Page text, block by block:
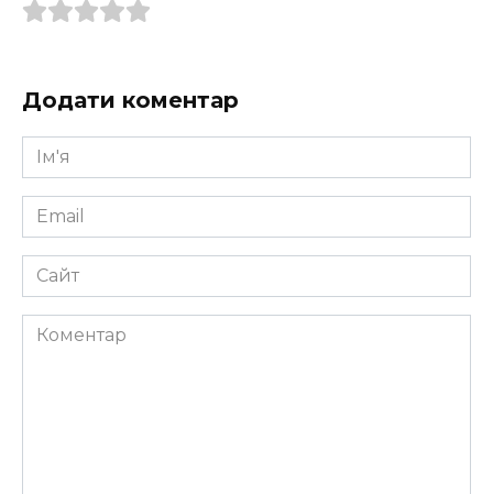
Додати коментар
Ім'я
*
Email
*
Сайт
Коментар